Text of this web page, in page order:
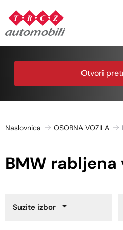
Otvori
Naslovnica OSOBNA VOZILA
BMW rabljena
Suzite izbor